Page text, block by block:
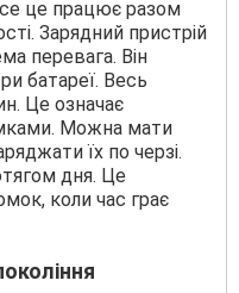
це працює разом
Зарядний пристрій
перевага. Він
батареї. Весь
Це означає
Можна мати
їх по черзі.
дня. Це
коли час грає